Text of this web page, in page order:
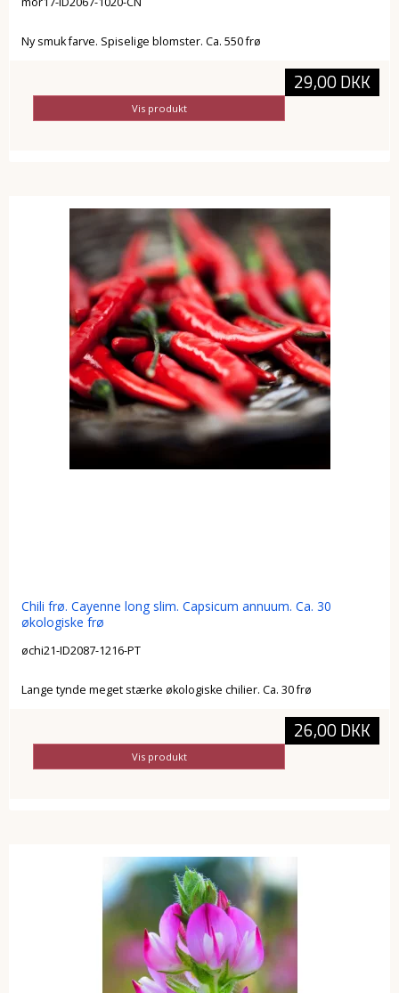
Ny smuk farve. Spiselige blomster. Ca. 550 frø
29,00 DKK
Vis produkt
Chili frø. Cayenne long slim. Capsicum annuum. Ca. 30
økologiske frø
øchi21-ID2087-1216-PT
Lange tynde meget stærke økologiske chilier. Ca. 30 frø
26,00 DKK
Vis produkt